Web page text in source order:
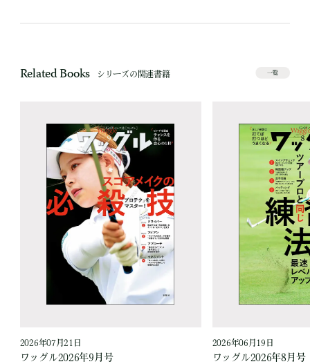
Related Books シリーズの関連書籍 一覧
2026年07月21日
ワッグル2026年9月号
2026年06月19日
ワッグル2026年8月号